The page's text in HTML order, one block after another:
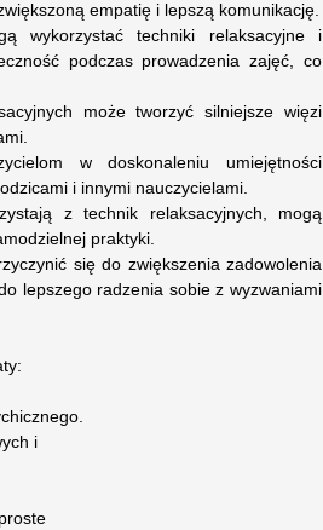
empatię i lepszą komunikację.
wykorzystać techniki relaksacyjne i
podczas prowadzenia zajęć, co
może tworzyć silniejsze więzi
w doskonaleniu umiejętności
i innymi nauczycielami.
z technik relaksacyjnych, mogą
praktyki.
się do zwiększenia zadowolenia
lepszego radzenia sobie z wyzwaniami
i